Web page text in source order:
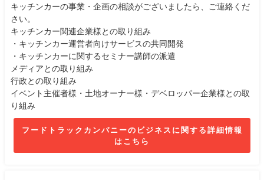
キッチンカーの事業・企画の相談がございましたら、ご連絡くだ
さい。
キッチンカー関連企業様との取り組み
・キッチンカー運営者向けサービスの共同開発
・キッチンカーに関するセミナー講師の派遣
メディアとの取り組み
行政との取り組み
イベント主催者様・土地オーナー様・デベロッパー企業様との取
り組み
フードトラックカンパニーのビジネスに関する詳細情報
はこちら